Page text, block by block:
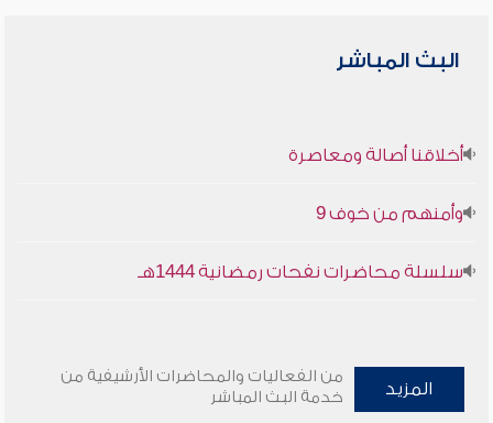
البث المباشر
أخلاقنا أصالة ومعاصرة
وأمنهم من خوف 9
سلسلة محاضرات نفحات رمضانية 1444هـ
المزيد
من الفعاليات والمحاضرات الأرشيفية من
خدمة البث المباشر